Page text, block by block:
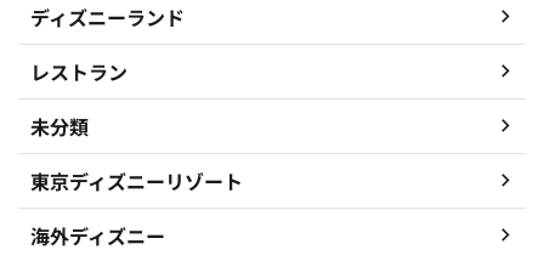
ディズニーランド
レストラン
未分類
東京ディズニーリゾート
海外ディズニー